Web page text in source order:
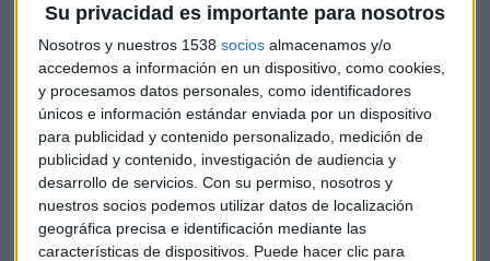
Su privacidad es importante para nosotros
Nosotros y nuestros 1538 socios almacenamos y/o
accedemos a información en un dispositivo, como cookies,
y procesamos datos personales, como identificadores
únicos e información estándar enviada por un dispositivo
para publicidad y contenido personalizado, medición de
publicidad y contenido, investigación de audiencia y
desarrollo de servicios. Con su permiso, nosotros y
nuestros socios podemos utilizar datos de localización
geográfica precisa e identificación mediante las
características de dispositivos. Puede hacer clic para
/ 2026-07-02